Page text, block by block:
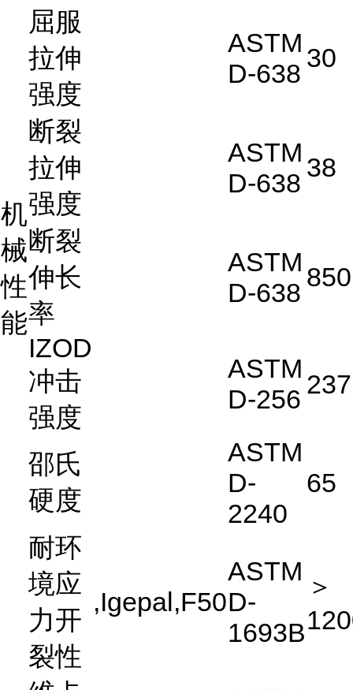
机
械
性
能
屈服
拉伸
强度
ASTM
D-638
30
断裂
拉伸
强度
ASTM
D-638
38
断裂
伸长
率
ASTM
D-638
850
IZOD
冲击
强度
ASTM
D-256 237
邵氏
硬度
ASTM
D-
2240
65
耐环
境应
力开
裂性
,Igepal,F50
ASTM
D-
1693B
＞